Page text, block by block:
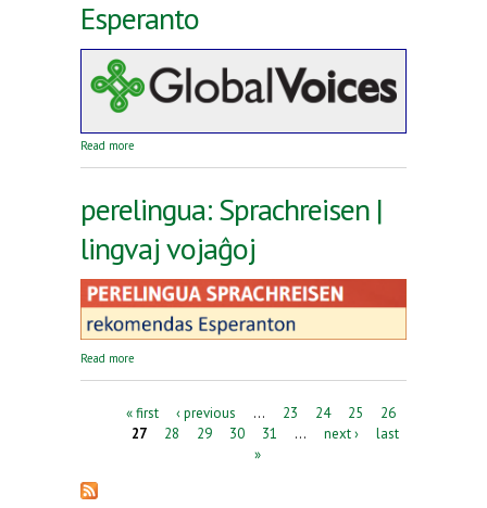
Esperanto
Read more
perelingua: Sprachreisen |
lingvaj vojaĝoj
Read more
Pages
« first ‹ previous … 23 24 25
26
27
28 29 30 31 … next ›
last
»